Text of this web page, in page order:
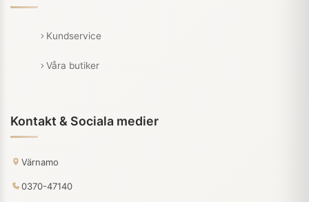
Kundservice
Våra butiker
Kontakt & Sociala medier
Värnamo
0370-47140